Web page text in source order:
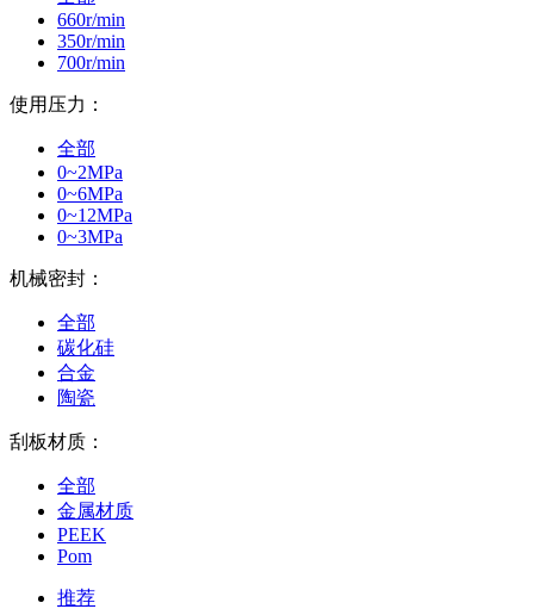
660r/min
350r/min
700r/min
使用压力：
全部
0~2MPa
0~6MPa
0~12MPa
0~3MPa
机械密封：
全部
碳化硅
合金
陶瓷
刮板材质：
全部
金属材质
PEEK
Pom
推荐